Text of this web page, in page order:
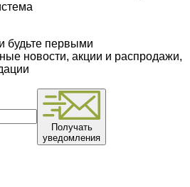
будьте первыми
новости, акции и распродажи,
Получать
уведомления